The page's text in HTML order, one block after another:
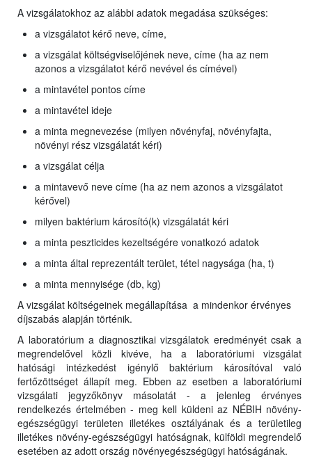
A vizsgálatokhoz az alábbi adatok megadása szükséges:
a vizsgálatot kérő neve, címe,
a vizsgálat költségviselőjének neve, címe (ha az nem
azonos a vizsgálatot kérő nevével és címével)
a mintavétel pontos címe
a mintavétel ideje
a minta megnevezése (milyen növényfaj, növényfajta,
növényi rész vizsgálatát kéri)
a vizsgálat célja
a mintavevő neve címe (ha az nem azonos a vizsgálatot
kérővel)
milyen baktérium károsító(k) vizsgálatát kéri
a minta peszticides kezeltségére vonatkozó adatok
a minta által reprezentált terület, tétel nagysága (ha, t)
a minta mennyisége (db, kg)
A vizsgálat költségeinek megállapítása a mindenkor érvényes
díjszabás alapján történik.
A laboratórium a diagnosztikai vizsgálatok eredményét csak a
megrendelővel közli kivéve, ha a laboratóriumi vizsgálat
hatósági intézkedést igénylő baktérium károsítóval való
fertőzöttséget állapít meg. Ebben az esetben a laboratóriumi
vizsgálati jegyzőkönyv másolatát - a jelenleg érvényes
rendelkezés értelmében - meg kell küldeni az NÉBIH növény-
egészségügyi területen illetékes osztályának és a területileg
illetékes növény-egészségügyi hatóságnak, külföldi megrendelő
esetében az adott ország növényegészségügyi hatóságának.